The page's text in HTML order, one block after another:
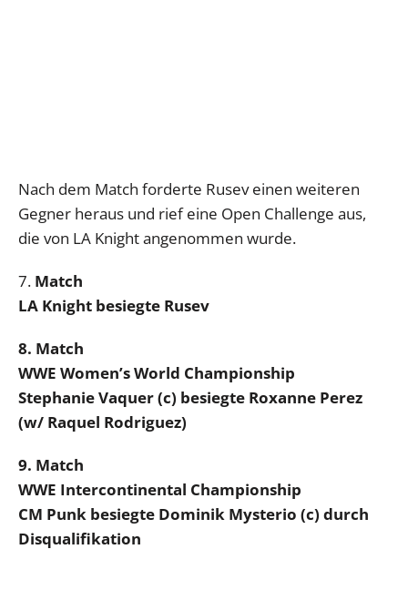
Nach dem Match forderte Rusev einen weiteren
Gegner heraus und rief eine Open Challenge aus,
die von LA Knight angenommen wurde.
7. Match
LA Knight besiegte Rusev
8. Match
WWE Women’s World Championship
Stephanie Vaquer (c) besiegte Roxanne Perez
(w/ Raquel Rodriguez)
9. Match
WWE Intercontinental Championship
CM Punk besiegte Dominik Mysterio (c) durch
Disqualifikation